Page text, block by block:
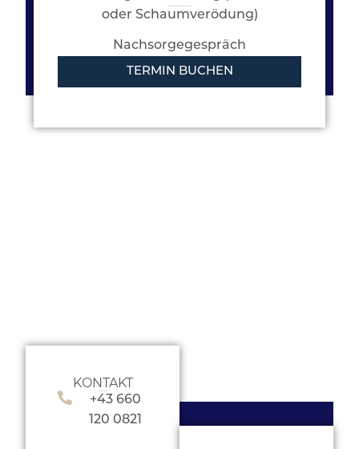
oder Schaumverödung)
Nachsorgegespräch
TERMIN BUCHEN
KONTAKT
+43 660
120 0821